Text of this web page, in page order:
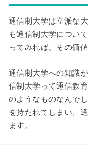
通信制大学は立派な
も通信制大学につい
ってみれば、その価
通信制大学への知識
信制大学って通信教
のようなものなんで
を持たれてしまい、
ます。